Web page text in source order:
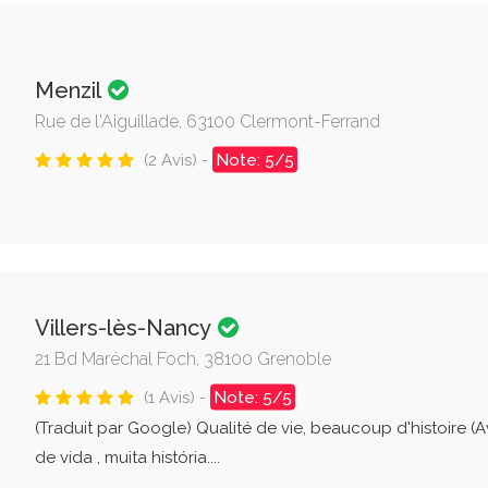
Menzil
Rue de l'Aiguillade, 63100 Clermont-Ferrand
(2 Avis) - Note: 5/5
Villers-lès-Nancy
21 Bd Maréchal Foch, 38100 Grenoble
(1 Avis) - Note: 5/5
(Traduit par Google) Qualité de vie, beaucoup d'histoire
de vida , muita história....